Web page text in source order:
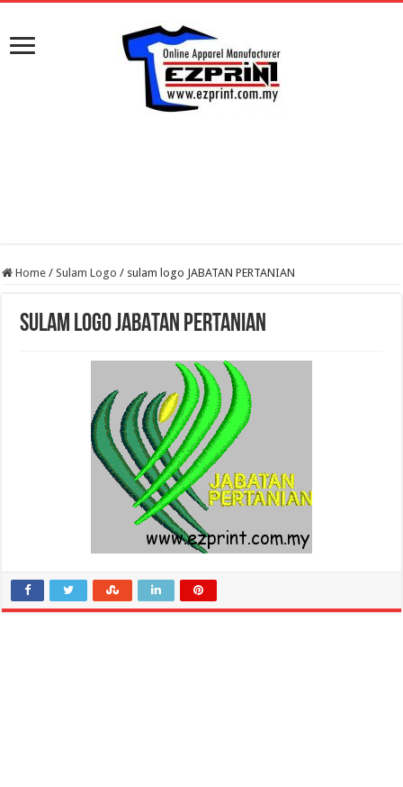
Home / Sulam Logo / sulam logo JABATAN PERTANIAN
sulam logo JABATAN PERTANIAN